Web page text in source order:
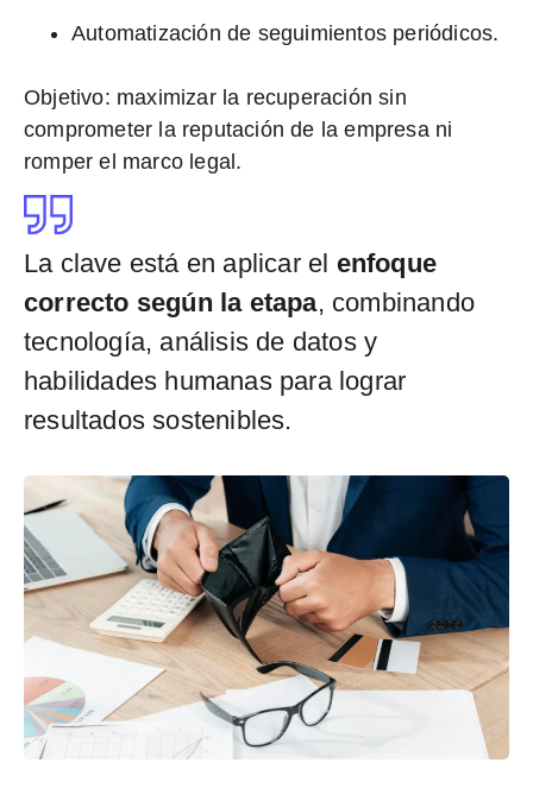
Automatización de seguimientos periódicos.
Objetivo: maximizar la recuperación sin
comprometer la reputación de la empresa ni
romper el marco legal.
La clave está en aplicar el enfoque
correcto según la etapa, combinando
tecnología, análisis de datos y
habilidades humanas para lograr
resultados sostenibles.